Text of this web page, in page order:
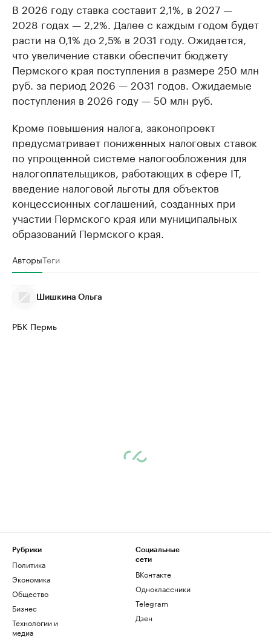
В 2026 году ставка составит 2,1%, в 2027 —
2028 годах — 2,2%. Далее с каждым годом будет
расти на 0,1% до 2,5% в 2031 году. Ожидается,
что увеличение ставки обеспечит бюджету
Пермского края поступления в размере 250 млн
руб. за период 2026 — 2031 годов. Ожидаемые
поступления в 2026 году — 50 млн руб.
Кроме повышения налога, законопроект
предусматривает пониженных налоговых ставок
по упрощенной системе налогообложения для
налогоплательщиков, работающих в сфере IT,
введение налоговой льготы для объектов
концессионных соглашений, созданных при
участии Пермского края или муниципальных
образований Пермского края.
АвторыТеги
Шишкина Ольга
РБК Пермь
Рубрики
Политика
Экономика
Общество
Бизнес
Технологии и
медиа
Социальные
сети
ВКонтакте
Одноклассники
Telegram
Дзен